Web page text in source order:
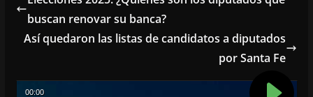
o
o
A
p
buscan renovar su banca?
Así quedaron las listas de candidatos a diputados
por Santa Fe